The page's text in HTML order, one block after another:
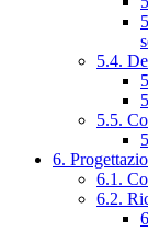
5.4.
5.5.
6.
6.1.
6.2.